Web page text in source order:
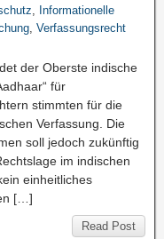
, Informationelle
, Verfassungsrecht
der Oberste indische
für
stimmten für die
Verfassung. Die
soll jedoch zukünftig
im indischen
einheitliches
[…]
Read Post